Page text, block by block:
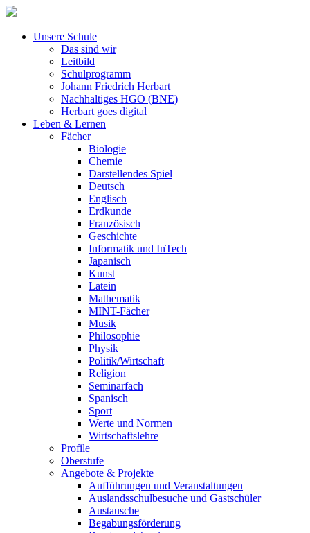
Unsere Schule
Das sind wir
Leitbild
Schulprogramm
Johann Friedrich Herbart
Nachhaltiges HGO (BNE)
Herbart goes digital
Leben & Lernen
Fächer
Biologie
Chemie
Darstellendes Spiel
Deutsch
Englisch
Erdkunde
Französisch
Geschichte
Informatik und InTech
Japanisch
Kunst
Latein
Mathematik
MINT-Fächer
Musik
Philosophie
Physik
Politik/Wirtschaft
Religion
Seminarfach
Spanisch
Sport
Werte und Normen
Wirtschaftslehre
Profile
Oberstufe
Angebote & Projekte
Aufführungen und Veranstaltungen
Auslandsschulbesuche und Gastschüler
Austausche
Begabungsförderung